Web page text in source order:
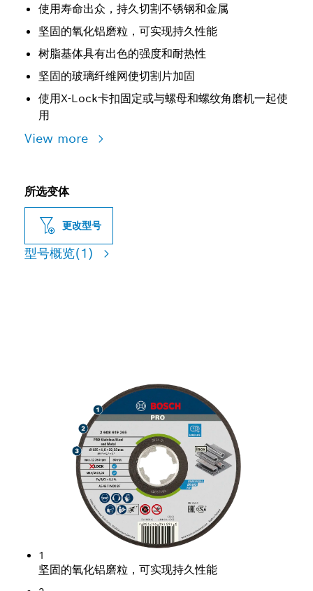
使用寿命出众，持久切割不锈钢和金属
坚固的氧化铝磨粒，可实现持久性能
树脂基体具有出色的强度和耐热性
坚固的玻璃纤维网使切割片加固
使用X-Lock卡扣固定或与螺母和螺纹角磨机一起使
用
View more
所选变体
更改型号
型号概览(1)
1
坚固的氧化铝磨粒，可实现持久性能